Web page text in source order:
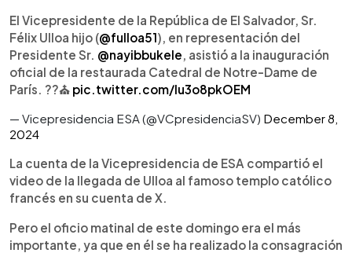
El Vicepresidente de la República de El Salvador, Sr.
Félix Ulloa hijo (@fulloa51), en representación del
Presidente Sr. @nayibbukele , asistió a la inauguración
oficial de la restaurada Catedral de Notre-Dame de
París. ??⛪️ pic.twitter.com/Iu3o8pkOEM
— Vicepresidencia ESA (@VCpresidenciaSV) December 8,
2024
La cuenta de la Vicepresidencia de ESA compartió el
video de la llegada de Ulloa al famoso templo católico
francés en su cuenta de X.
Pero el oficio matinal de este domingo era el más
importante, ya que en él se ha realizado la consagración